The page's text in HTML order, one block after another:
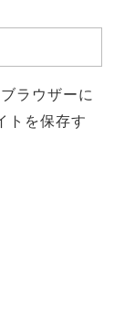
ラウザーに
トを保存す